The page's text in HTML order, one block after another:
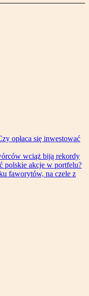
opłaca się inwestować
wciąż biją rekordy
polskie akcje w portfelu?
faworytów, na czele z